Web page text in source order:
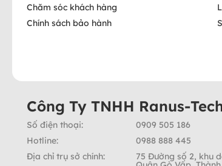
Chăm sóc khách hàng
Chính sách bảo hành
Công Ty TNHH Ranus-
Số điện thoại:
0909 505 186
Hotline:
0988 888 445
Địa chỉ trụ sở chính:
75 Đường số 2, khu